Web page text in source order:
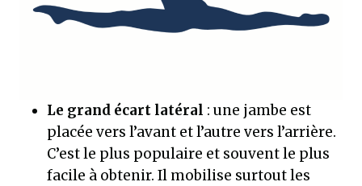
Le grand écart latéral : une jambe est
placée vers l’avant et l’autre vers l’arrière.
C’est le plus populaire et souvent le plus
facile à obtenir. Il mobilise surtout les